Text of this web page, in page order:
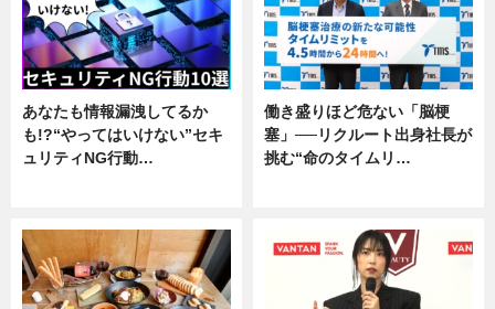
あなたも情報漏洩してるか
も!?“やってはいけない”セキ
ュリティNG行動…
働き盛りほど危ない「脳梗
塞」──リクルート出身社長が
挑む“命のタイムリ…